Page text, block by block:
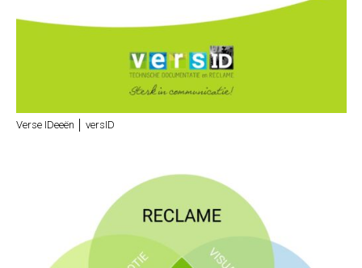
Verse IDeeën │ versID